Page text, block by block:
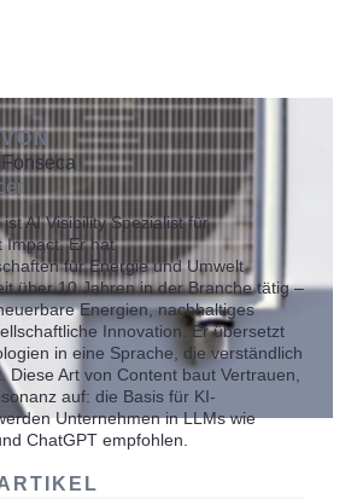
AI Visibility Spezialist für
Impact. Er hat
für Energie und Umwelt
über 10 Jahren in der Branche tätig –
Energien, nachhaltiges
Innovation. Er übersetzt
in eine Sprache, die verständlich
Diese Art von Content baut Vertrauen,
auf: die Basis für KI-
Unternehmen in LLMs wie
ChatGPT empfohlen.